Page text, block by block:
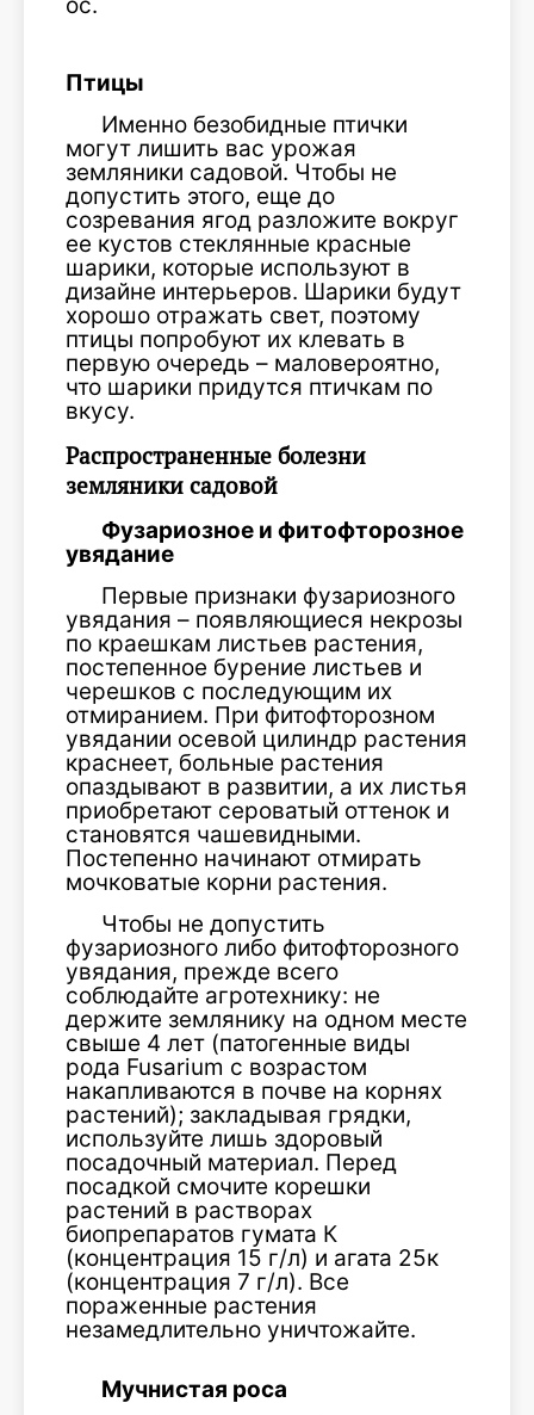
Птицы
Именно безобидные птички
могут лишить вас урожая
земляники садовой. Чтобы не
допустить этого, еще до
созревания ягод разложите вокруг
ее кустов стеклянные красные
шарики, которые используют в
дизайне интерьеров. Шарики будут
хорошо отражать свет, поэтому
птицы попробуют их клевать в
первую очередь – маловероятно,
что шарики придутся птичкам по
вкусу.
Распространенные болезни
земляники садовой
Фузариозное и фитофторозное
увядание
Первые признаки фузариозного
увядания – появляющиеся некрозы
по краешкам листьев растения,
постепенное бурение листьев и
черешков с последующим их
отмиранием. При фитофторозном
увядании осевой цилиндр растения
краснеет, больные растения
опаздывают в развитии, а их листья
приобретают сероватый оттенок и
становятся чашевидными.
Постепенно начинают отмирать
мочковатые корни растения.
Чтобы не допустить
фузариозного либо фитофторозного
увядания, прежде всего
соблюдайте агротехнику: не
держите землянику на одном месте
свыше 4 лет (патогенные виды
рода Fusarium с возрастом
накапливаются в почве на корнях
растений); закладывая грядки,
используйте лишь здоровый
посадочный материал. Перед
посадкой смочите корешки
растений в растворах
биопрепаратов гумата К
(концентрация 15 г/л) и агата 25к
(концентрация 7 г/л). Все
пораженные растения
незамедлительно уничтожайте.
Мучнистая роса